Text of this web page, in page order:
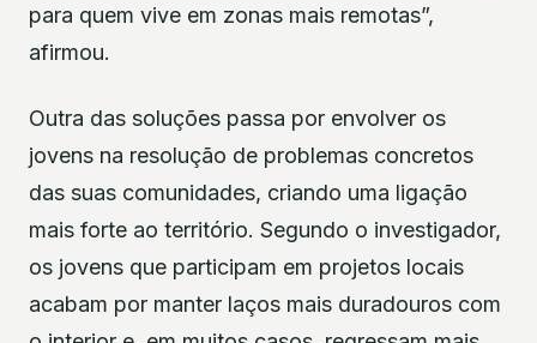
para quem vive em zonas mais remotas”,
afirmou.
Outra das soluções passa por envolver os
jovens na resolução de problemas concretos
das suas comunidades, criando uma ligação
mais forte ao território. Segundo o investigador,
os jovens que participam em projetos locais
acabam por manter laços mais duradouros com